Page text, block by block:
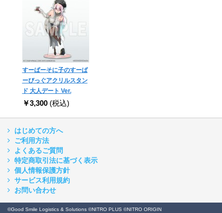
すーぱーそに子のすーぱ
ーびっぐアクリルスタン
ド 大人デート Ver.
￥3,300 (税込)
はじめての方へ
ご利用方法
よくあるご質問
特定商取引法に基づく表示
個人情報保護方針
サービス利用規約
お問い合わせ
©Good Smile Logistics & Solutions ©NITRO PLUS ©NITRO ORIGIN